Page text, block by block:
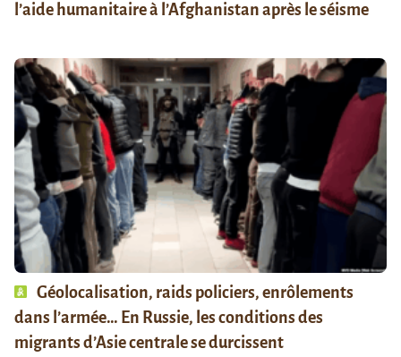
l’aide humanitaire à l’Afghanistan après le séisme
Géolocalisation, raids policiers, enrôlements
dans l’armée… En Russie, les conditions des
migrants d’Asie centrale se durcissent